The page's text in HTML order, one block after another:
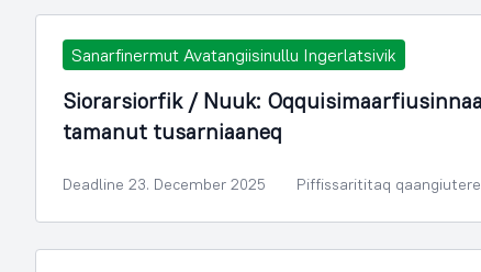
Sanarfinermut Avatangiisinullu Ingerlatsivik
Siorarsiorfik / Nuuk:
tamanut tusarniaaneq
Deadline 23. December 2025 Piffissarititaq